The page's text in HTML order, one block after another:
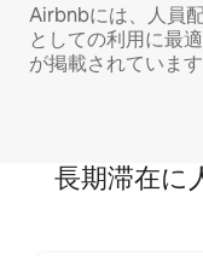
Airbnbには、人員
としての利用に最
が掲載されています
長期滞在に